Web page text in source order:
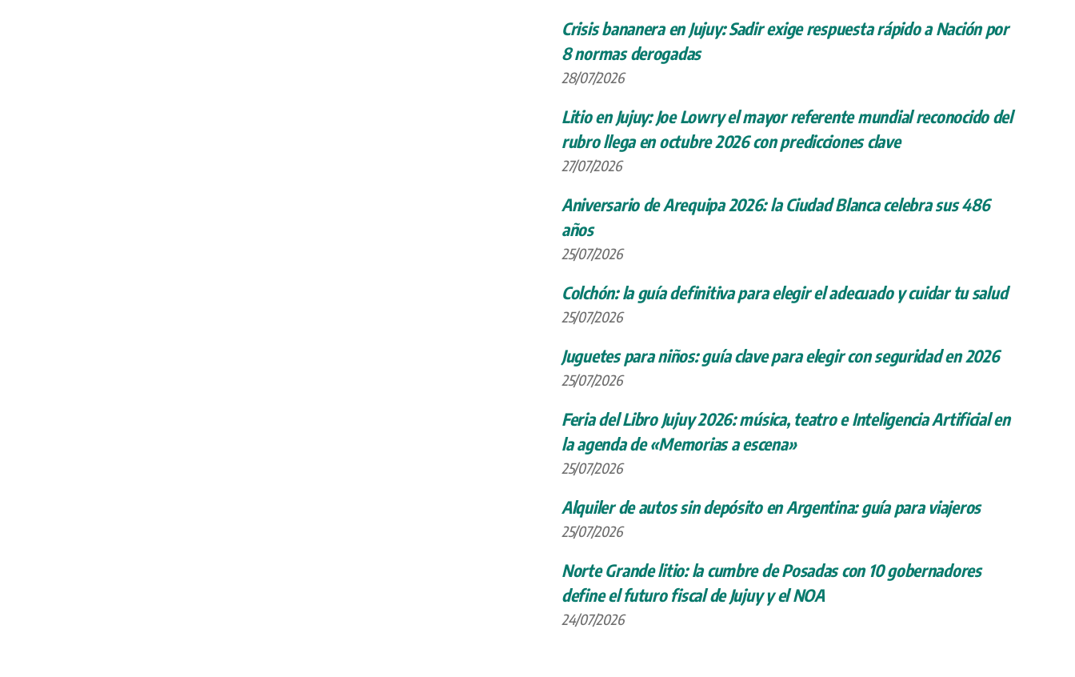
Crisis bananera en Jujuy: Sadir exige respuesta rápido a Nación por
8 normas derogadas
28/07/2026
Litio en Jujuy: Joe Lowry el mayor referente mundial reconocido del
rubro llega en octubre 2026 con predicciones clave
27/07/2026
Aniversario de Arequipa 2026: la Ciudad Blanca celebra sus 486
años
25/07/2026
Colchón: la guía definitiva para elegir el adecuado y cuidar tu salud
25/07/2026
Juguetes para niños: guía clave para elegir con seguridad en 2026
25/07/2026
Feria del Libro Jujuy 2026: música, teatro e Inteligencia Artificial en
la agenda de «Memorias a escena»
25/07/2026
Alquiler de autos sin depósito en Argentina: guía para viajeros
25/07/2026
Norte Grande litio: la cumbre de Posadas con 10 gobernadores
define el futuro fiscal de Jujuy y el NOA
24/07/2026